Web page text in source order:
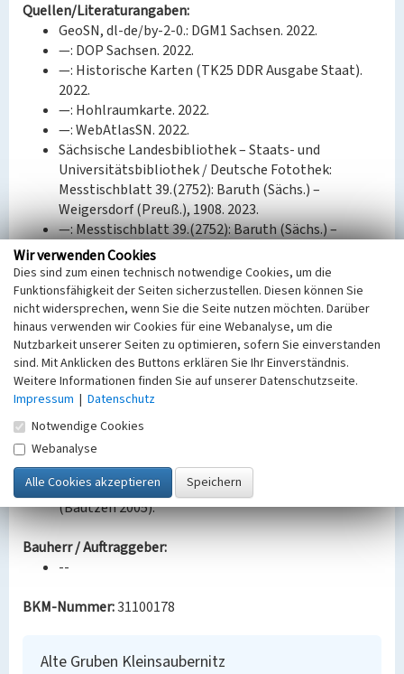
Quellen/Literaturangaben:
GeoSN, dl-de/by-2-0.: DGM1 Sachsen. 2022.
—: DOP Sachsen. 2022.
—: Historische Karten (TK25 DDR Ausgabe Staat).
2022.
—: Hohlraumkarte. 2022.
—: WebAtlasSN. 2022.
Sächsische Landesbibliothek – Staats- und
Universitätsbibliothek / Deutsche Fotothek:
Messtischblatt 39.(2752): Baruth (Sächs.) –
Weigersdorf (Preuß.), 1908. 2023.
—: Messtischblatt 39.(2752): Baruth (Sächs.) –
Weigersdorf (Preuß.), 1923. 2023.
—: TK (Äquidistantenkarte) Sachsen, Section Baruth,
1884. 2023.
—: TK (Messtischblätter) Sachsen, Section
Weigersdorf, 1942. 2023.
O. Bastian, H. Joseph und H. T. Porada, Oberlausitzer
Heide- und Teichlandschaft. Eine landeskundliche
Bestandsaufnahme im Raum Lohsa, Klitten,
Großdubrau und Baruth (Köln 2005).
Jahrbuch für das Berg- und Hüttenwesen in Sachsen
/ Jahrbuch für den Hüttenmann
F. Schulz, Drei Jahrhunderte Lausitzer
Braunkohlenbergbau. Illustrierte Zeittafel
(Bautzen 2005).
Bauherr / Auftraggeber:
--
BKM-Nummer:31100178
Alte Gruben Kleinsaubernitz
Wir verwenden Cookies
Dies sind zum einen technisch notwendige Cookies, um die
Funktionsfähigkeit der Seiten sicherzustellen. Diesen können Sie
nicht widersprechen, wenn Sie die Seite nutzen möchten. Darüber
hinaus verwenden wir Cookies für eine Webanalyse, um die
Nutzbarkeit unserer Seiten zu optimieren, sofern Sie einverstanden
sind. Mit Anklicken des Buttons erklären Sie Ihr Einverständnis.
Weitere Informationen finden Sie auf unserer Datenschutzseite.
Impressum | Datenschutz
Notwendige Cookies
Webanalyse